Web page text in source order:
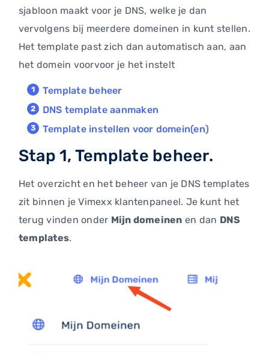
sjabloon maakt voor je DNS, welke je dan
vervolgens bij meerdere domeinen in kunt stellen.
Het template past zich dan automatisch aan, aan
het domein voorvoor je het instelt
Template beheer
DNS template aanmaken
Template instellen voor domein(en)
Stap 1, Template beheer.
Het overzicht en het beheer van je DNS templates
zit binnen je Vimexx klantenpaneel. Je kunt het
terug vinden onder Mijn domeinen en dan DNS
templates.